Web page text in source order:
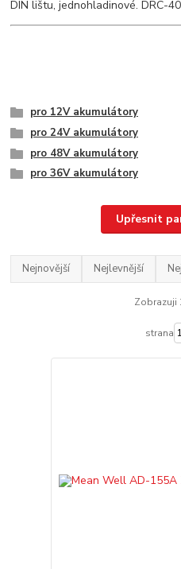
DIN lištu, jednohladinové. DRC-
pro 12V akumulátory
pro 24V akumulátory
pro 48V akumulátory
pro 36V akumulátory
Upřesnit
Nejnovější Nejlevnější
Zobrazuji
strana